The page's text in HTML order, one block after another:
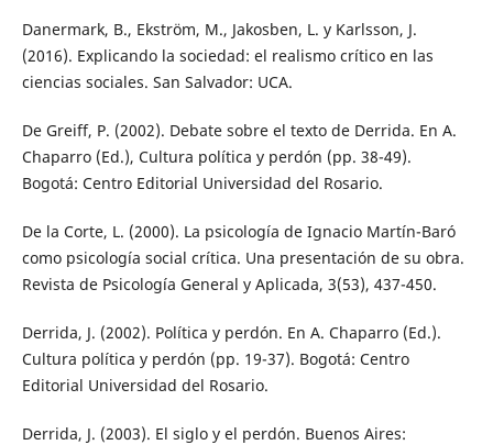
Danermark, B., Ekström, M., Jakosben, L. y Karlsson, J.
(2016). Explicando la sociedad: el realismo crítico en las
ciencias sociales. San Salvador: UCA.
De Greiff, P. (2002). Debate sobre el texto de Derrida. En A.
Chaparro (Ed.), Cultura política y perdón (pp. 38-49).
Bogotá: Centro Editorial Universidad del Rosario.
De la Corte, L. (2000). La psicología de Ignacio Martín-Baró
como psicología social crítica. Una presentación de su obra.
Revista de Psicología General y Aplicada, 3(53), 437-450.
Derrida, J. (2002). Política y perdón. En A. Chaparro (Ed.).
Cultura política y perdón (pp. 19-37). Bogotá: Centro
Editorial Universidad del Rosario.
Derrida, J. (2003). El siglo y el perdón. Buenos Aires: